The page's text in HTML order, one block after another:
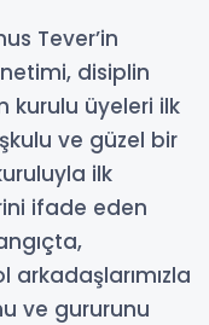
Tever’in
disiplin
kurulu üyeleri ilk
ve güzel bir
ilk
ifade eden
ve gururunu